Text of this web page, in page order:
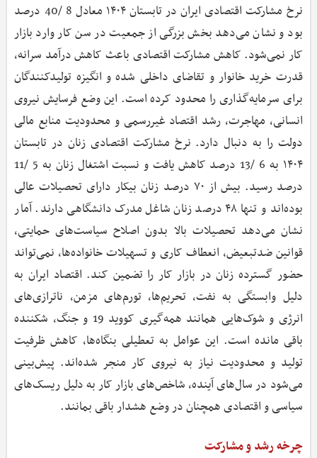
نرخ مشارکت اقتصادی ایران در تابستان ۱۴۰۴ معادل 8 /40 درصد
بود و نشان می‌دهد بخش بزرگی از جمعیت در سن کار وارد بازار
کار نمی‌شود. کاهش مشارکت اقتصادی باعث کاهش درآمد سرانه،
قدرت خرید خانوار و تقاضای داخلی شده و انگیزه تولیدکنندگان
برای سرمایه‌گذاری را محدود کرده است. این وضع فرسایش نیروی
انسانی، مهاجرت، رشد اقتصاد غیررسمی و محدودیت منابع مالی
دولت را به دنبال دارد. نرخ مشارکت اقتصادی زنان در تابستان
۱۴۰۴ به 6 /13 درصد کاهش یافت و نسبت اشتغال زنان به 5 /11
درصد رسید. بیش از ۷۰ درصد زنان بیکار دارای تحصیلات عالی
بوده‌اند و تنها ۴۸ درصد زنان شاغل مدرک دانشگاهی دارند. آمار
نشان می‌دهد تحصیلات بالا بدون اصلاح سیاست‌های حمایتی،
قوانین ضدتبعیض، انعطاف کاری و تسهیلات خانواده‌ها، نمی‌تواند
حضور گسترده زنان در بازار کار را تضمین کند. اقتصاد ایران به
دلیل وابستگی به نفت، تحریم‌ها، تورم‌های مزمن، ناترازی‌های
انرژی و شوک‌هایی همانند همه‌گیری کووید 19 و جنگ، شکننده
باقی مانده است. این عوامل به تعطیلی بنگاه‌ها، کاهش ظرفیت
تولید و محدودیت نیاز به نیروی کار منجر شده‌اند. پیش‌بینی
می‌شود در سال‌های آینده، شاخص‌های بازار کار به دلیل ریسک‌های
سیاسی و اقتصادی همچنان در وضع هشدار باقی بمانند.
چرخه رشد و مشارکت